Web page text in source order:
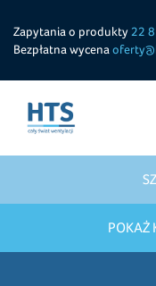
Zapytania o produkty 22
Bezpłatna wycena
POKAŻ